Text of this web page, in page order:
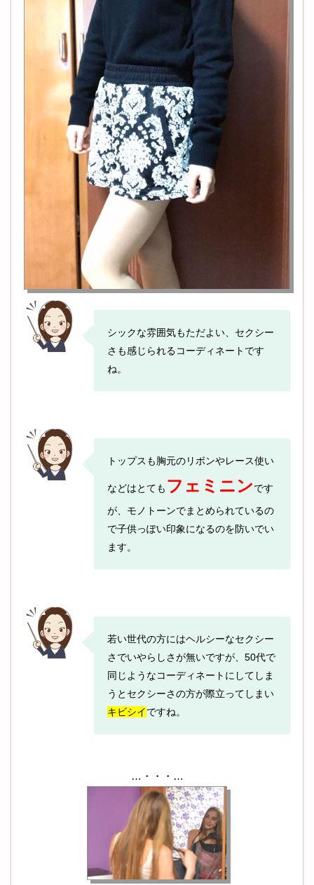
シックな雰囲気もただよい、セクシー
さも感じられるコーディネートです
ね。
トップスも胸元のリボンやレース使い
などはとても フェミニンです
が、モノトーンでまとめられているの
で子供っぽい印象になるのを防いでい
ます。
若い世代の方にはヘルシーなセクシー
さでいやらしさが無いですが、50代で
同じようなコーディネートにしてしま
うとセクシーさの方が際立ってしまい
キビシイですね。
…・・・…